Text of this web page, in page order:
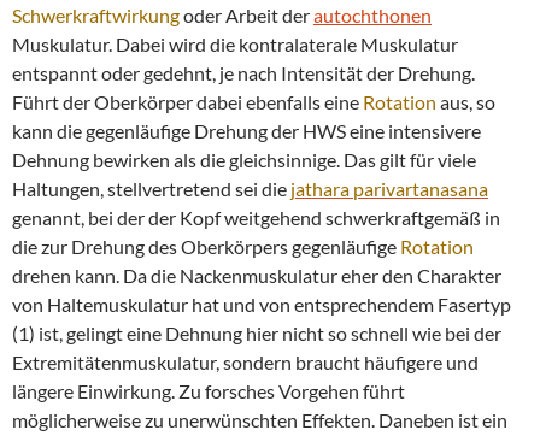
Schwerkraftwirkungoder Arbeit derautochthonen
Muskulatur. Dabei wird die kontralaterale Muskulatur
entspannt oder gedehnt, je nach Intensität der Drehung.
Führt der Oberkörper dabei ebenfalls eine Rotation aus, so
kann die gegenläufige Drehung der HWS eine intensivere
Dehnung bewirken als die gleichsinnige. Das gilt für viele
Haltungen, stellvertretend sei die jathara parivartanasana
genannt, bei der der Kopf weitgehend schwerkraftgemäß in
die zur Drehung des Oberkörpers gegenläufige Rotation
drehen kann. Da die Nackenmuskulatur eher den Charakter
von Haltemuskulatur hat und von entsprechendem Fasertyp
(1) ist, gelingt eine Dehnung hier nicht so schnell wie bei der
Extremitätenmuskulatur, sondern braucht häufigere und
längere Einwirkung. Zu forsches Vorgehen führt
möglicherweise zu unerwünschten Effekten. Daneben ist ein